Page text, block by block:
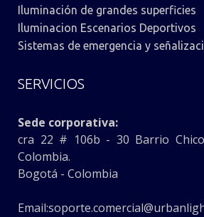
Iluminación de grandes superficies
Iluminacion Escenarios Deportivos
Sistemas de emergencia y
SERVICIOS
Sede corporativa:
cra 22 # 106b - 30 Barrio
Colombia.
Bogotá - Colombia
Email: